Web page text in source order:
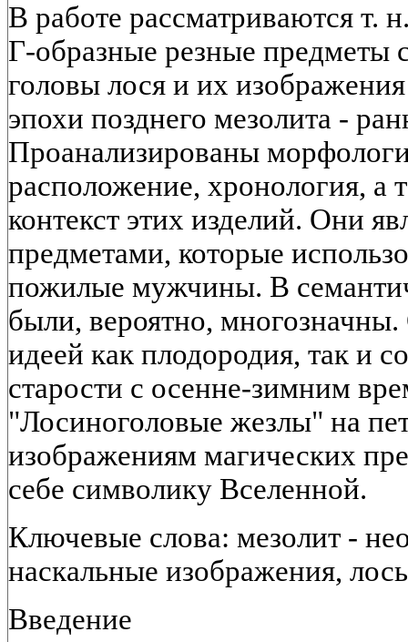
В работе рассматриваются т.
Г-образные резные предметы
головы лося и их
эпохи позднего мезолита -
Проанализированы
расположение, хронология, а
контекст этих изделий. Они
предметами, которые
пожилые мужчины. В
были, вероятно,
идеей как плодородия, так и
старости с осенне-зимним
"Лосиноголовые жезлы" на
изображениям магических
себе символику Вселенной.
Ключевые слова: мезолит -
наскальные изображения,
Введение